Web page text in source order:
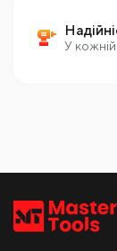
У кожній